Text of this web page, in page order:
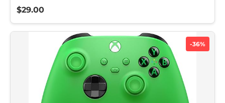
$29.00
-36%